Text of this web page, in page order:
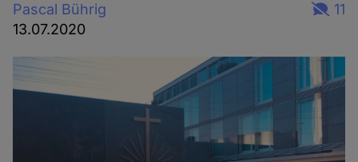
Pascal Bührig
13.07.2020
11